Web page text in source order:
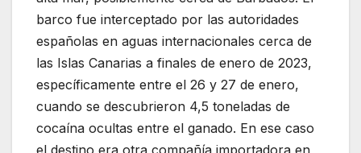
barco fue interceptado por las autoridades
españolas en aguas internacionales cerca de
las Islas Canarias a finales de enero de 2023,
específicamente entre el 26 y 27 de enero,
cuando se descubrieron 4,5 toneladas de
cocaína ocultas entre el ganado. En ese caso